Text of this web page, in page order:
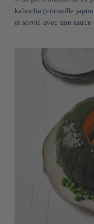
kabocha (citrouille
et servie avec une